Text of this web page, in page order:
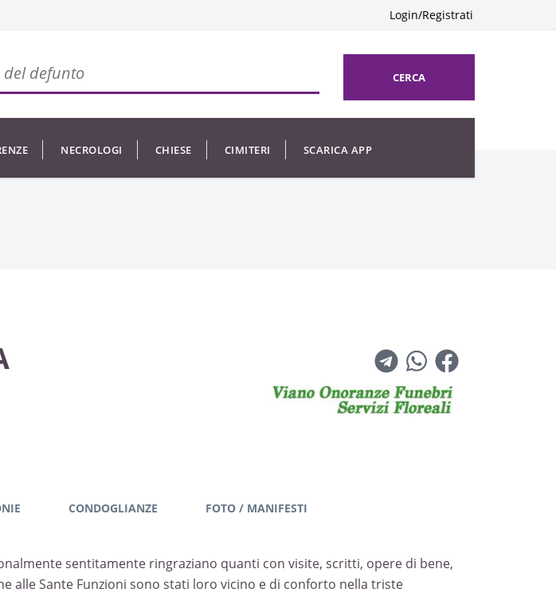
Login/Registrati
CERCA
NECROLOGI CHIESE CIMITERI SCARICA APP
CONDOGLIANZE FOTO / MANIFESTI
sentitamente ringraziano quanti con visite, scritti, opere di bene,
alle Sante Funzioni sono stati loro vicino e di conforto nella triste